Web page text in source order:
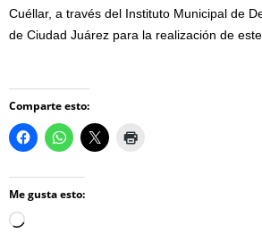
Cuéllar, a través del Instituto Municipal de
de Ciudad Juárez para la realización de
Comparte esto:
Me gusta esto:
Loading…